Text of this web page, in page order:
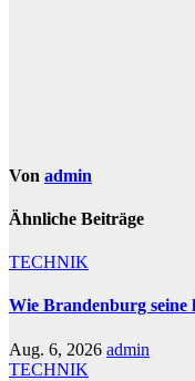
Von admin
Ähnliche Beiträge
TECHNIK
Wie Brandenburg
Aug. 6, 2026 admin
TECHNIK